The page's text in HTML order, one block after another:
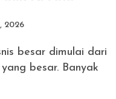
2026
besar. Banyak